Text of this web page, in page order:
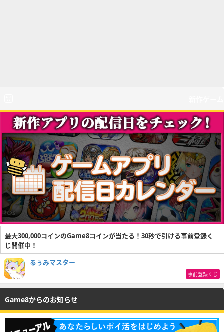
最大300,000コインのGame8コインが当たる！30秒で引ける事前登録く
じ開催中！
るぅみマスター
事前登録くじ
Game8からのお知らせ